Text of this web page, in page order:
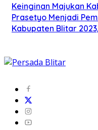
Keinginan Majukan
Prasetyo Menjadi
Kabupaten Blitar